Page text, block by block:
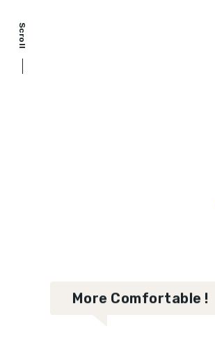
Scroll
More Comfortable !